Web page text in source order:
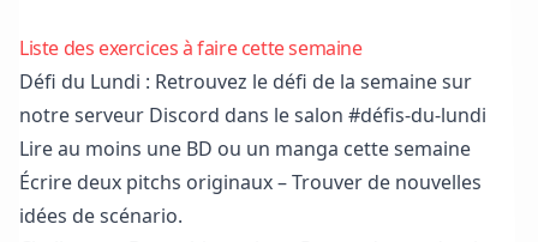
Liste des exercices à faire cette semaine
Défi du Lundi : Retrouvez le défi de la semaine sur
notre serveur Discord dans le salon #défis-du-lundi
Lire au moins une BD ou un manga cette semaine
Écrire deux pitchs originaux – Trouver de nouvelles
idées de scénario.